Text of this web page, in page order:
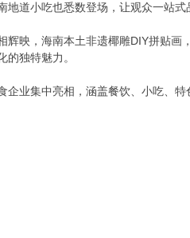
道小吃也悉数登场，让观众一站式
映，海南本土非遗椰雕DIY拼贴画
独特魅力。
业集中亮相，涵盖餐饮、小吃、